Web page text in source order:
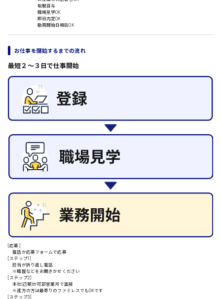
営業
ルート営業
施設管理・整備
清掃
施工管理
自動車整備士
東広島市
安芸高田市
山県郡
安芸太田町
安芸郡
山口県
日給8000円～
日給9000円～
制服貸与
職場見学OK
即日内定OK
勤務開始日相談OK
お仕事を開始するまでの流れ
最短２〜３日で仕事開始
[応募]
電話か応募フォームで応募
[ステップ1]
担当が折り返し電話
※職歴などをお聞きかせください
[ステップ2]
本社(己斐)か可部営業所で面接
※遠方の方は最寄りのファミレスでもOKです
[ステップ3]